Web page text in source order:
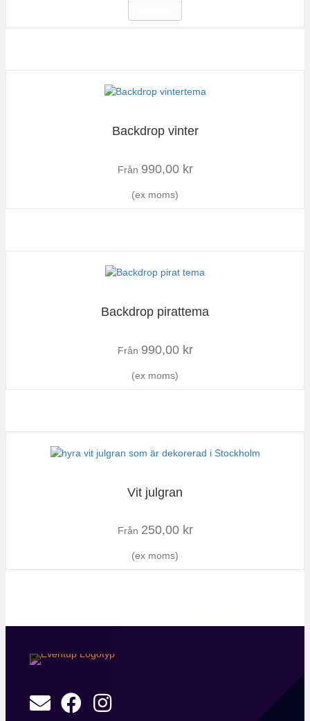
Backdrop vinter
Från 990,00 kr
(ex moms)
Backdrop pirattema
Från 990,00 kr
(ex moms)
Vit julgran
Från 250,00 kr
(ex moms)